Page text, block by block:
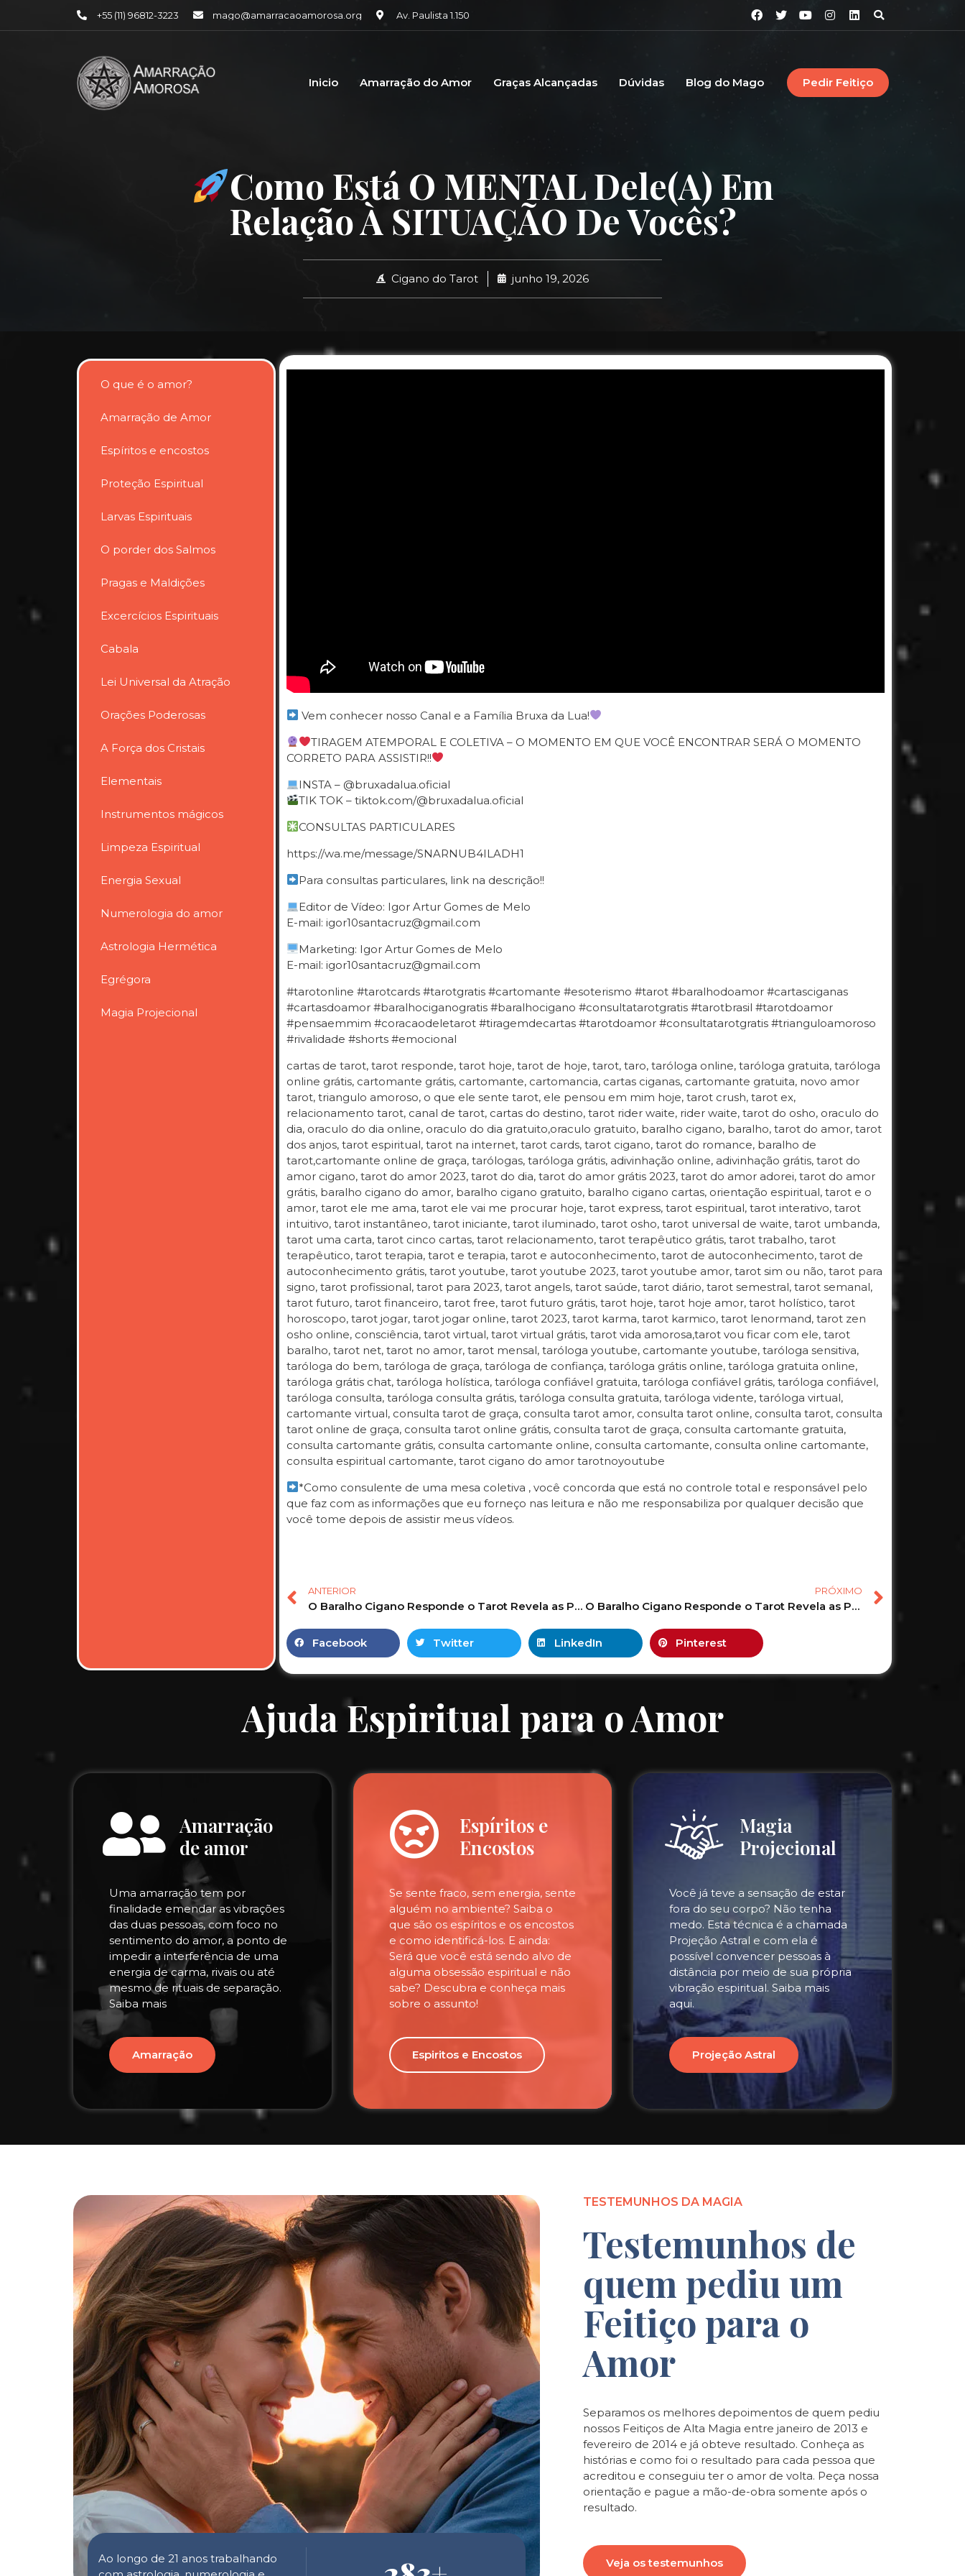
+55 (11) 96812-3223 mago@amarracaoamorosa.org Av. Paulista 1.150
Inicio Amarração do Amor Graças Alcançadas Dúvidas Blog do Mago Pedir Feitiço
Como Está O MENTAL Dele(a) Em
Relação À SITUAÇÃO De Vocês?
Cigano do Tarot junho 19, 2026
O que é o amor?
Amarração de Amor
Espíritos e encostos
Proteção Espiritual
Larvas Espirituais
O porder dos Salmos
Pragas e Maldições
Excercícios Espirituais
Cabala
Lei Universal da Atração
Orações Poderosas
A Força dos Cristais
Elementais
Instrumentos mágicos
Limpeza Espiritual
Energia Sexual
Numerologia do amor
Astrologia Hermética
Egrégora
Magia Projecional
Vem conhecer nosso Canal e a Família Bruxa da Lua!
TIRAGEM ATEMPORAL E COLETIVA – O MOMENTO EM QUE VOCÊ ENCONTRAR SERÁ O MOMENTO
CORRETO PARA ASSISTIR!!
INSTA – @bruxadalua.oficial
TIK TOK – tiktok.com/@bruxadalua.oficial
CONSULTAS PARTICULARES
https://wa.me/message/SNARNUB4ILADH1
Para consultas particulares, link na descrição!!
Editor de Vídeo: Igor Artur Gomes de Melo
E-mail: igor10santacruz@gmail.com
Marketing: Igor Artur Gomes de Melo
E-mail: igor10santacruz@gmail.com
#tarotonline #tarotcards #tarotgratis #cartomante #esoterismo #tarot #baralhodoamor #cartasciganas
#cartasdoamor #baralhociganogratis #baralhocigano #consultatarotgratis #tarotbrasil #tarotdoamor
#pensaemmim #coracaodeletarot #tiragemdecartas #tarotdoamor #consultatarotgratis #trianguloamoroso
#rivalidade #shorts #emocional
cartas de tarot, tarot responde, tarot hoje, tarot de hoje, tarot, taro, taróloga online, taróloga gratuita, taróloga
online grátis, cartomante grátis, cartomante, cartomancia, cartas ciganas, cartomante gratuita, novo amor
tarot, triangulo amoroso, o que ele sente tarot, ele pensou em mim hoje, tarot crush, tarot ex,
relacionamento tarot, canal de tarot, cartas do destino, tarot rider waite, rider waite, tarot do osho, oraculo do
dia, oraculo do dia online, oraculo do dia gratuito,oraculo gratuito, baralho cigano, baralho, tarot do amor, tarot
dos anjos, tarot espiritual, tarot na internet, tarot cards, tarot cigano, tarot do romance, baralho de
tarot,cartomante online de graça, tarólogas, taróloga grátis, adivinhação online, adivinhação grátis, tarot do
amor cigano, tarot do amor 2023, tarot do dia, tarot do amor grátis 2023, tarot do amor adorei, tarot do amor
grátis, baralho cigano do amor, baralho cigano gratuito, baralho cigano cartas, orientação espiritual, tarot e o
amor, tarot ele me ama, tarot ele vai me procurar hoje, tarot express, tarot espiritual, tarot interativo, tarot
intuitivo, tarot instantâneo, tarot iniciante, tarot iluminado, tarot osho, tarot universal de waite, tarot umbanda,
tarot uma carta, tarot cinco cartas, tarot relacionamento, tarot terapêutico grátis, tarot trabalho, tarot
terapêutico, tarot terapia, tarot e terapia, tarot e autoconhecimento, tarot de autoconhecimento, tarot de
autoconhecimento grátis, tarot youtube, tarot youtube 2023, tarot youtube amor, tarot sim ou não, tarot para
signo, tarot profissional, tarot para 2023, tarot angels, tarot saúde, tarot diário, tarot semestral, tarot semanal,
tarot futuro, tarot financeiro, tarot free, tarot futuro grátis, tarot hoje, tarot hoje amor, tarot holístico, tarot
horoscopo, tarot jogar, tarot jogar online, tarot 2023, tarot karma, tarot karmico, tarot lenormand, tarot zen
osho online, consciência, tarot virtual, tarot virtual grátis, tarot vida amorosa,tarot vou ficar com ele, tarot
baralho, tarot net, tarot no amor, tarot mensal, taróloga youtube, cartomante youtube, taróloga sensitiva,
taróloga do bem, taróloga de graça, taróloga de confiança, taróloga grátis online, taróloga gratuita online,
taróloga grátis chat, taróloga holística, taróloga confiável gratuita, taróloga confiável grátis, taróloga confiável,
taróloga consulta, taróloga consulta grátis, taróloga consulta gratuita, taróloga vidente, taróloga virtual,
cartomante virtual, consulta tarot de graça, consulta tarot amor, consulta tarot online, consulta tarot, consulta
tarot online de graça, consulta tarot online grátis, consulta tarot de graça, consulta cartomante gratuita,
consulta cartomante grátis, consulta cartomante online, consulta cartomante, consulta online cartomante,
consulta espiritual cartomante, tarot cigano do amor tarotnoyoutube
*Como consulente de uma mesa coletiva , você concorda que está no controle total e responsável pelo
que faz com as informações que eu forneço nas leitura e não me responsabiliza por qualquer decisão que
você tome depois de assistir meus vídeos.
ANTERIOR
O Baralho Cigano Responde o Tarot Revela as Previsões para sua vida amorosa! #tarot #tarotdodia 3
PRÓXIMO
O Baralho Cigano Responde o Tarot Revela as Previsões para sua vida amorosa! #tarot #tarotdodia 1
Facebook Twitter LinkedIn Pinterest
Ajuda Espiritual para o Amor
Amarração
de amor
Uma amarração tem por
finalidade emendar as vibrações
das duas pessoas, com foco no
sentimento do amor, a ponto de
impedir a interferência de uma
energia de carma, rivais ou até
mesmo de rituais de separação.
Saiba mais
Amarração
Espíritos e
Encostos
Se sente fraco, sem energia, sente
alguém no ambiente? Saiba o
que são os espíritos e os encostos
e como identificá-los. E ainda:
Será que você está sendo alvo de
alguma obsessão espiritual e não
sabe? Descubra e conheça mais
sobre o assunto!
Espiritos e Encostos
Magia
Projecional
Você já teve a sensação de estar
fora do seu corpo? Não tenha
medo. Esta técnica é a chamada
Projeção Astral e com ela é
possível convencer pessoas à
distância por meio de sua própria
vibração espiritual. Saiba mais
aqui.
Projeção Astral
Ao longo de 21 anos trabalhando
TESTEMUNHOS DA MAGIA
Testemunhos de
quem pediu um
Feitiço para o
Amor
Separamos os melhores depoimentos de quem pediu
nossos Feitiços de Alta Magia entre janeiro de 2013 e
fevereiro de 2014 e já obteve resultado. Conheça as
histórias e como foi o resultado para cada pessoa que
acreditou e conseguiu ter o amor de volta. Peça nossa
orientação e pague a mão-de-obra somente após o
resultado.
Veja os testemunhos